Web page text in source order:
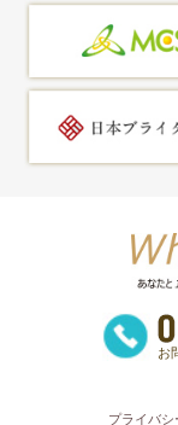
お
プライバシ